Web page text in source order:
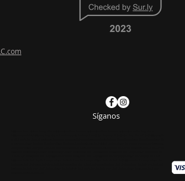
Síganos